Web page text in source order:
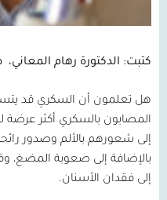
كتبت: الدكتورة رهام المعاني،
هل تعلمون أن السكري قد
المصابون بالسكري أكثر عرضة
إلى شعورهم بالألم وصدور
بالإضافة إلى صعوبة المضغ،
إلى فقدان الأسنان.